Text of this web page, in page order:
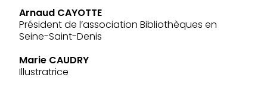
Arnaud CAYOTTE
Président de l’association Bibliothèques en
Seine-Saint-Denis
Marie CAUDRY
Illustratrice